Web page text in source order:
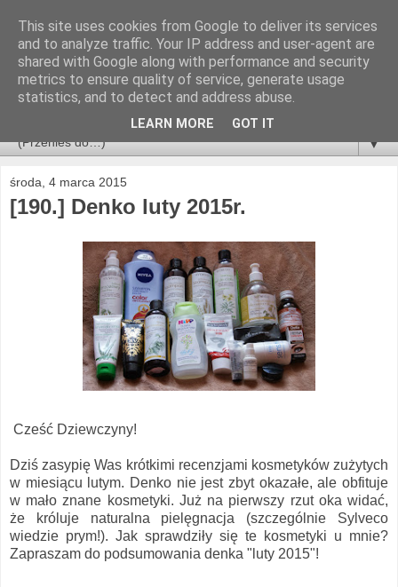
▼
środa, 4 marca 2015
[190.] Denko luty 2015r.
Cześć Dziewczyny!
Dziś zasypię Was krótkimi recenzjami kosmetyków zużytych
w miesiącu lutym. Denko nie jest zbyt okazałe, ale obfituje
w mało znane kosmetyki. Już na pierwszy rzut oka widać,
że króluje naturalna pielęgnacja (szczególnie Sylveco
wiedzie prym!). Jak sprawdziły się te kosmetyki u mnie?
Zapraszam do podsumowania denka "luty 2015"!
This site uses cookies from Google to deliver its services
and to analyze traffic. Your IP address and user-agent are
shared with Google along with performance and security
metrics to ensure quality of service, generate usage
statistics, and to detect and address abuse.
LEARN MORE GOT IT